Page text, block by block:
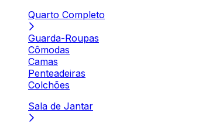
Quarto Completo
Guarda-Roupas
Cômodas
Camas
Penteadeiras
Colchões
Sala de Jantar